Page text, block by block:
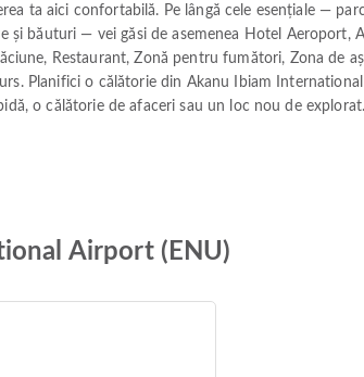
ta aici confortabilă. Pe lângă cele esențiale —
băuturi — vei găsi de asemenea Hotel Aeroport,
Restaurant, Zonă pentru fumători, Zona de
Planifici o călătorie din Akanu Ibiam
o călătorie de afaceri sau un loc nou de
Airport (ENU)